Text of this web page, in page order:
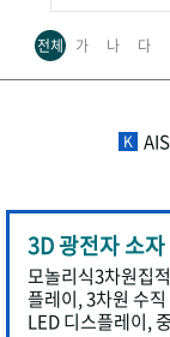
전체 가 나 다
K
3D 광전자 소
모놀리식3차원집
플레이, 3차원 수
LED 디스플레이,